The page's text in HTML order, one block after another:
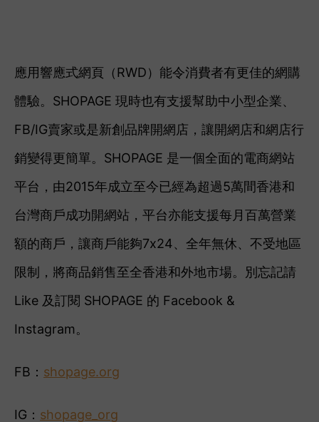
應用響應式網頁（RWD）能令消費者有更佳的網購
體驗。 SHOPAGE 現時也有支援幫助中小型企業、
FB/IG賣家或是新創品牌開網店，讓開網店和網店行
銷變得更簡單。SHOPAGE 是一個全面的電商網站
平台，由2015年成立至今已經為超過5萬間香港和
台灣商戶成功開網站，平台亦能支援每月百萬營業
額的商戶，讓商戶能夠7x24、全年無休、不受地區
限制，將商品銷售至全香港和外地市場。 別忘記請
Like 及訂閱 SHOPAGE 的 Facebook &
Instagram。
FB： shopage.org
IG： shopage_org